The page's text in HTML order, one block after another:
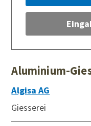
Aluminium-
Algisa AG
Giesserei